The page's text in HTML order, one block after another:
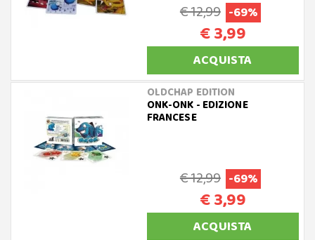
€ 12,99 -69%
€ 3,99
ACQUISTA
OLDCHAP EDITION
ONK-ONK - EDIZIONE
FRANCESE
€ 12,99 -69%
€ 3,99
ACQUISTA